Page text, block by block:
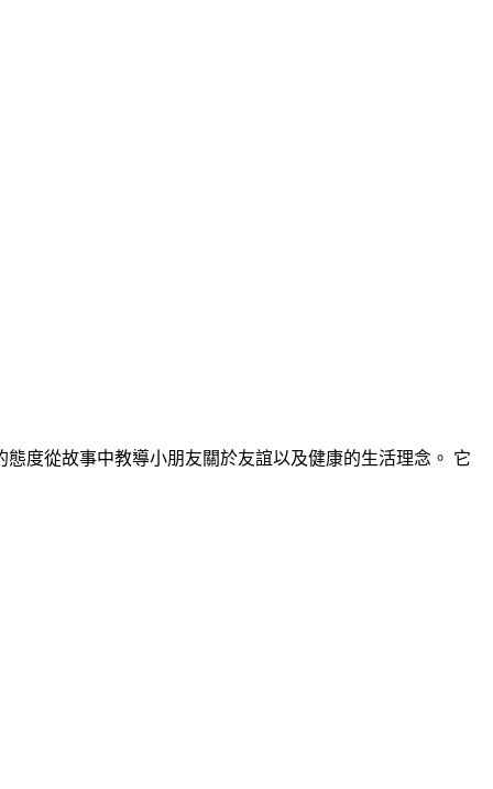
度從故事中教導小朋友關於友誼以及健康的生活理念。 它